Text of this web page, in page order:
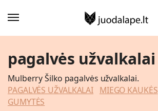
pagalvės užvalkalai
Mulberry Šilko pagalvės užvalkalai.
PAGALVĖS UŽVALKALAI MIEGO KAUKĖS
GUMYTĖS